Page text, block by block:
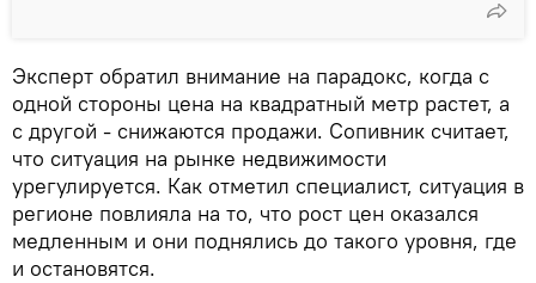
Эксперт обратил внимание на парадокс, когда с
одной стороны цена на квадратный метр растет, а
с другой - снижаются продажи. Сопивник считает,
что ситуация на рынке недвижимости
урегулируется. Как отметил специалист, ситуация в
регионе повлияла на то, что рост цен оказался
медленным и они поднялись до такого уровня, где
и остановятся.